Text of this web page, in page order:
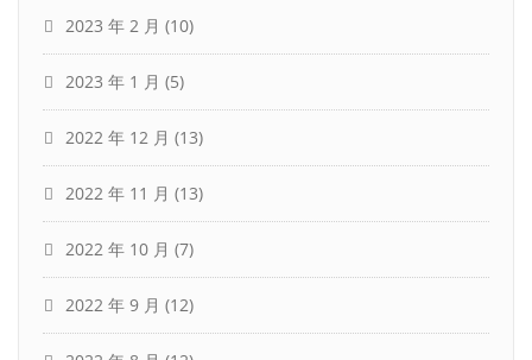
2023 年 2 月 (10)
2023 年 1 月 (5)
2022 年 12 月 (13)
2022 年 11 月 (13)
2022 年 10 月 (7)
2022 年 9 月 (12)